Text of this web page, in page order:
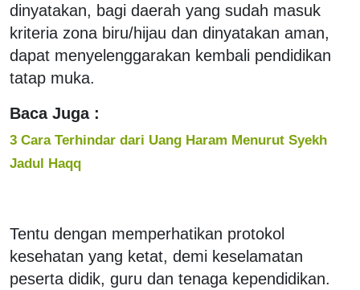
dinyatakan, bagi daerah yang sudah masuk
kriteria zona biru/hijau dan dinyatakan aman,
dapat menyelenggarakan kembali pendidikan
tatap muka.
Baca Juga :
3 Cara Terhindar dari Uang Haram Menurut Syekh
Jadul Haqq
Tentu dengan memperhatikan protokol
kesehatan yang ketat, demi keselamatan
peserta didik, guru dan tenaga kependidikan.